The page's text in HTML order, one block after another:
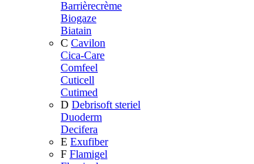
Barrièrecrème
Biogaze
Biatain
C Cavilon
Cica-Care
Comfeel
Cuticell
Cutimed
D Debrisoft steriel
Duoderm
Decifera
E Exufiber
F Flamigel